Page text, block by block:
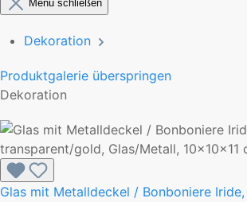
Menü schließen
Dekoration
Produktgalerie überspringen
Dekoration
Glas mit Metalldeckel / Bonboniere